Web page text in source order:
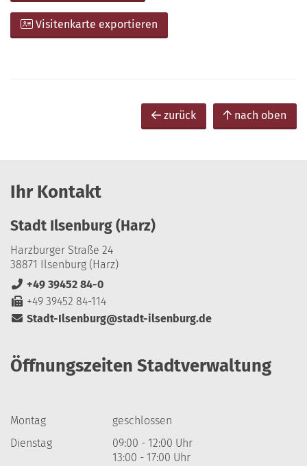
Visitenkarte exportieren
zurück nach oben
Ihr Kontakt
Stadt Ilsenburg (Harz)
Harzburger Straße 24
38871 Ilsenburg (Harz)
+49 39452 84-0
+49 39452 84-114
Stadt-Ilsenburg@stadt-ilsenburg.de
Öffnungszeiten Stadtverwaltung
Montag
geschlossen
Dienstag
09:00 - 12:00 Uhr
13:00 - 17:00 Uhr